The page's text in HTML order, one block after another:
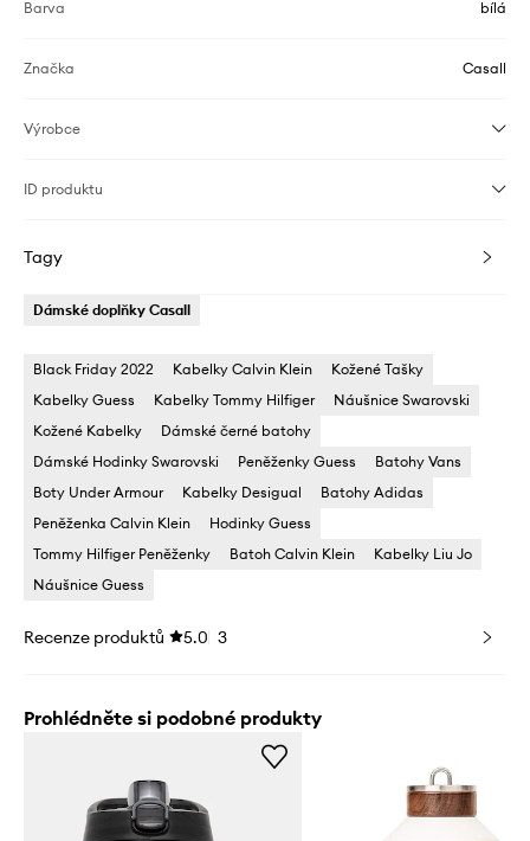
Barva bílá
Značka Casall
Výrobce
ID produktu
Tagy
Dámské doplňky Casall
Black Friday 2022 Kabelky Calvin Klein
Kožené Tašky
Kabelky Guess
Kabelky Tommy Hilfiger
Náušnice Swarovski
Kožené Kabelky
Dámské černé batohy
Dámské Hodinky Swarovski
Peněženky Guess
Batohy Vans
Boty Under Armour
Kabelky Desigual
Batohy Adidas
Peněženka Calvin Klein
Hodinky Guess
Tommy Hilfiger Peněženky
Batoh Calvin Klein
Kabelky Liu Jo
Náušnice Guess
Recenze produktů 5.0 3
Prohlédněte si podobné produkty